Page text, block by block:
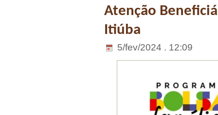
Atenção
Itiúba
5/fev/2024 . 12:09